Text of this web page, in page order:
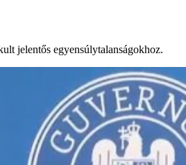
jelentős egyensúlytalanságokhoz.